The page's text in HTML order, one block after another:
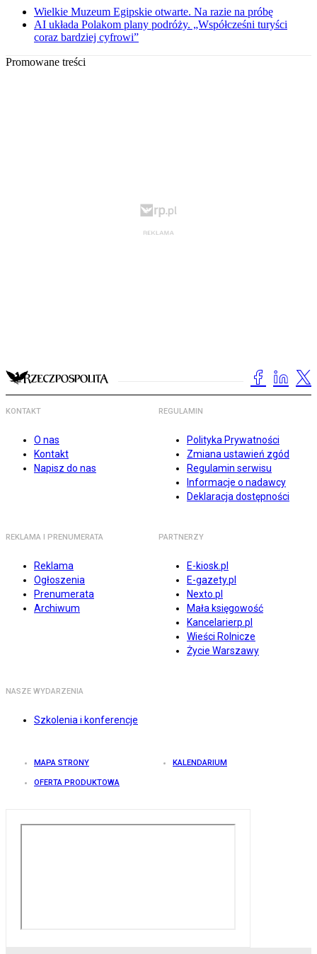
Wielkie Muzeum Egipskie otwarte. Na razie na próbę
AI układa Polakom plany podróży. „Współcześni turyści
coraz bardziej cyfrowi”
Promowane treści
KONTAKT
O nas
Kontakt
Napisz do nas
REGULAMIN
Polityka Prywatności
Zmiana ustawień zgód
Regulamin serwisu
Informacje o nadawcy
Deklaracja dostępności
REKLAMA I PRENUMERATA
Reklama
Ogłoszenia
Prenumerata
Archiwum
PARTNERZY
E-kiosk.pl
E-gazety.pl
Nexto.pl
Mała księgowość
Kancelarierp.pl
Wieści Rolnicze
Życie Warszawy
NASZE WYDARZENIA
Szkolenia i konferencje
MAPA STRONY KALENDARIUM
OFERTA PRODUKTOWA